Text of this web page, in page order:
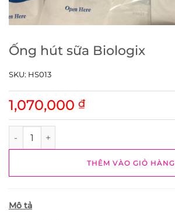
Ống hút sữa Biologix
1,070,000 ₫
Ống hút sữa Biologix số lượng
THÊM VÀO GIỎ HÀNG
SKU: HS013
Mô tả